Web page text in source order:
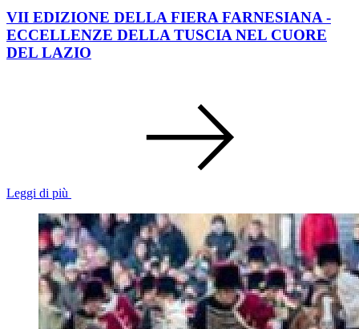
VII EDIZIONE DELLA FIERA FARNESIANA -
ECCELLENZE DELLA TUSCIA NEL CUORE
DEL LAZIO
Leggi di più